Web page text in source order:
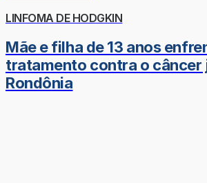
LINFOMA DE HODGKIN
Mãe e filha de 13 anos
tratamento contra o câncer
Rondônia